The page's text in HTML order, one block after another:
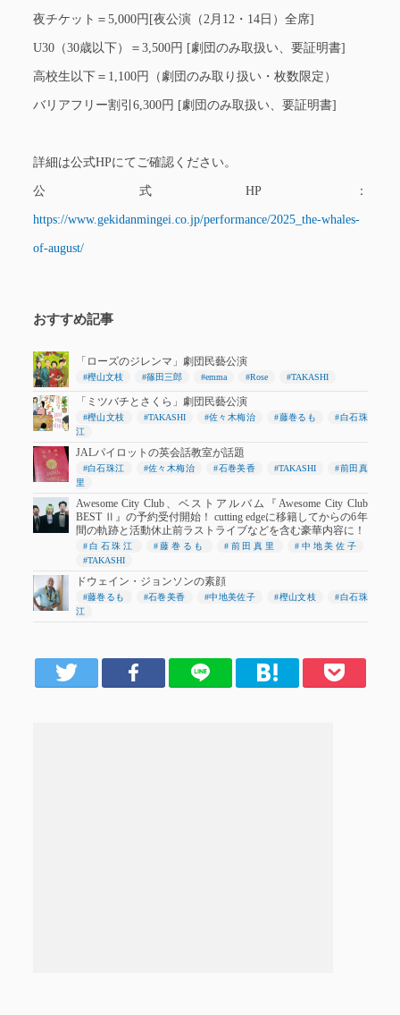
夜チケット＝5,000円[夜公演（2月12・14日）全席]
U30（30歳以下）＝3,500円 [劇団のみ取扱い、要証明書]
高校生以下＝1,100円（劇団のみ取り扱い・枚数限定）
バリアフリー割引6,300円 [劇団のみ取扱い、要証明書]
詳細は公式HPにてご確認ください。
公式HP：
https://www.gekidanmingei.co.jp/performance/2025_the-whales-
of-august/
おすすめ記事
「ローズのジレンマ」劇団民藝公演
#樫山文枝 #篠田三郎 #emma #Rose #TAKASHI
「ミツバチとさくら」劇団民藝公演
#樫山文枝 #TAKASHI #佐々木梅治 #藤巻るも
#白石珠
江
JALパイロットの英会話教室が話題
#白石珠江 #佐々木梅治 #石巻美香 #TAKASHI
#前田真
里
Awesome City Club、ベストアルバム『Awesome City Club
BEST Ⅱ』の予約受付開始！ cutting edgeに移籍してからの6年
間の軌跡と活動休止前ラストライブなどを含む豪華内容に！
#白石珠江 #藤巻るも #前田真里
#中地美佐子
#TAKASHI
ドウェイン・ジョンソンの素顔
#藤巻るも #石巻美香 #中地美佐子 #樫山文枝
#白石珠
江
Facebook LINE はてブ Pocket